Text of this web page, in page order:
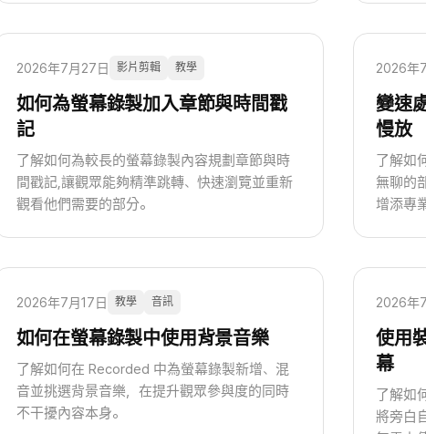
2026年7月27日 影片剪輯 教學
如何為螢幕錄製加入章節與時間戳
記
了解如何為較長的螢幕錄製內容規劃章節與時
間戳記,讓觀眾能夠精準跳轉、快速瀏覽並重新
觀看他們需要的部分。
2026年
變速
慢放
了解如
無聊的
增添專
2026年7月17日 教學 音訊
如何在螢幕錄製中使用背景音樂
了解如何在 Recorded 中為螢幕錄製新增、混
音並挑選背景音樂，在提升觀眾參與度的同時
不干擾內容本身。
2026年
使用
幕
了解如
將旁白